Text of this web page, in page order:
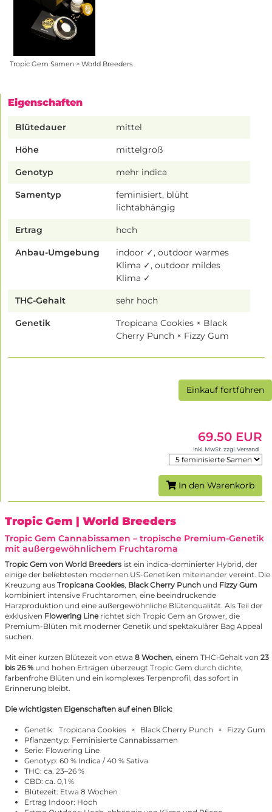
Tropic Gem Samen > World Breeders
Eigenschaften
Blütedauer mittel
Höhe mittelgroß
Genotyp mehr indica
Samentyp
feminisiert, blüht
lichtabhängig
Ertrag hoch
Anbau-Umgebung
indoor ✓, outdoor warmes
Klima ✓, outdoor mildes
Klima ✓
THC-Gehalt sehr hoch
Genetik
Tropicana Cookies × Black
Cherry Punch × Fizzy Gum
Einkauf fortführen
69.50 EUR
inkl. MwSt. zzgl. Versand
In den Warenkorb
Tropic Gem | World Breeders
Tropic Gem Cannabissamen – tropische Premium-Genetik
mit außergewöhnlichem Fruchtaroma
Tropic Gem von World Breeders ist ein indica-dominierter Hybrid, der
einige der beliebtesten modernen US-Genetiken miteinander vereint. Die
Kreuzung aus Tropicana Cookies, Black Cherry Punch und Fizzy Gum
kombiniert intensive Fruchtaromen, eine beeindruckende
Harzproduktion und eine außergewöhnliche Blütenqualität. Als Teil der
exklusiven Flowering Linerichtet sich Tropic Gem an Grower, die
Premium-Blüten mit moderner Genetik und spektakulärer Bag Appeal
suchen.
Mit einer kurzen Blütezeit von etwa 8 Wochen, einem THC-Gehalt von 23
bis 26 % und hohen Erträgen überzeugt Tropic Gem durch dichte,
farbenfrohe Blüten und ein komplexes Terpenprofil, das sofort in
Erinnerung bleibt.
Die wichtigsten Eigenschaften auf einen Blick:
Genetik: Tropicana Cookies × Black Cherry Punch ×
Fizzy Gum
Pflanzentyp: Feminisierte Cannabissamen
Serie: Flowering Line
Genotyp: 60 % Indica / 40 % Sativa
THC: ca. 23–26 %
CBD: ca. 0,1 %
Blütezeit: Etwa 8 Wochen
Ertrag Indoor: Hoch